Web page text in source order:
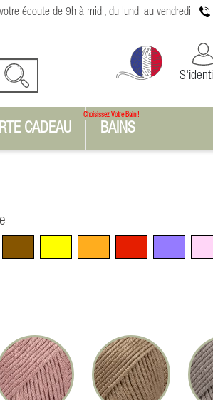
écoute de 9h à midi, du lundi au vendredi
CADEAU BAINS
Choisissez Votre Bain !